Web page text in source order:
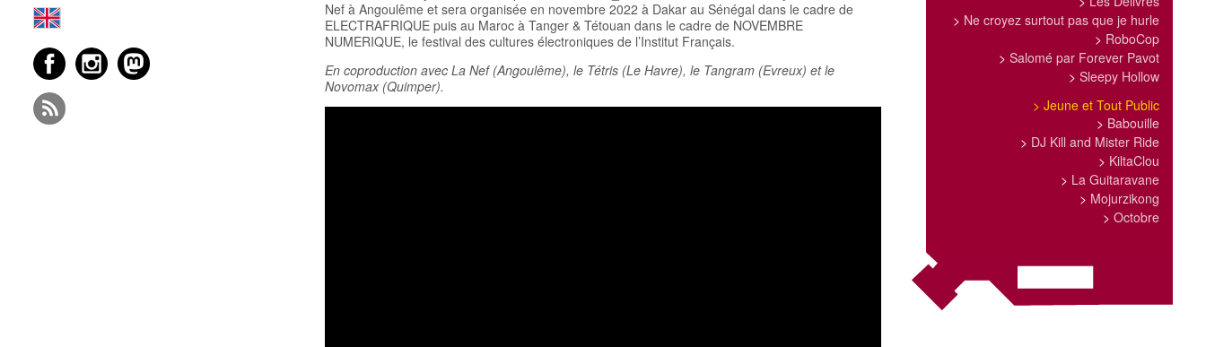
Nef à Angoulême et sera organisée en novembre 2022 à Dakar au Sénégal dans le cadre de
ELECTRAFRIQUE puis au Maroc à Tanger & Tétouan dans le cadre de NOVEMBRE
NUMERIQUE, le festival des cultures électroniques de l’Institut Français.
En coproduction avec La Nef (Angoulême), le Tétris (Le Havre), le Tangram (Evreux) et le
Novomax (Quimper).
> Ne croyez surtout pas que je hurle
> RoboCop
> Salomé par Forever Pavot
> Sleepy Hollow
> Jeune et Tout Public
> Babouille
> DJ Kill and Mister Ride
> KiltaClou
> La Guitaravane
> Mojurzikong
> Octobre